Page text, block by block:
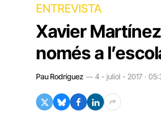
ENTREVISTA
Xavier
només a
Pau Rodríguez 4 - juliol - 2017 ·